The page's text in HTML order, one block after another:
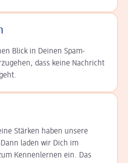
Blick in Deinen Spam-
dass keine Nachricht
Stär­ken haben unsere
laden wir Dich im
Kennen­lernen ein. Das